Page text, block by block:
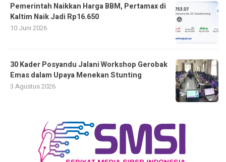
Pemerintah Naikkan Harga BBM, Pertamax di
Kaltim Naik Jadi Rp16.650
10 Juni 2026
30 Kader Posyandu Jalani Workshop Gerobak
Emas dalam Upaya Menekan Stunting
3 Agustus 2026